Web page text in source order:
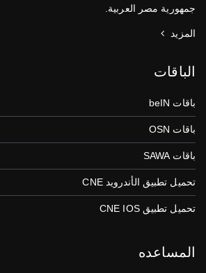
جمهورية مصر العربية.
المزيد
الباقات
باقات beIN
باقات OSN
باقات SAWA
تحميل تطبيق الأندرويد CNE
تحميل تطبيق CNE IOS
المساعده